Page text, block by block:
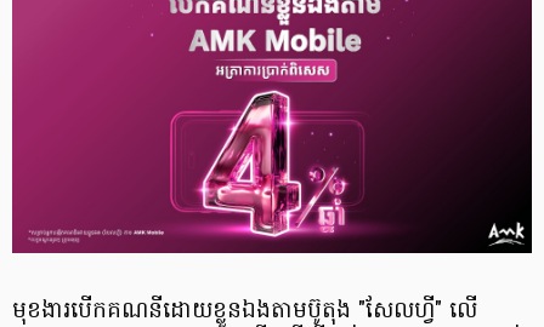
មុខងារបើកគណនីដោយខ្លួនឯងតាមប៊ូតុង "សែលហ្វី" លើ